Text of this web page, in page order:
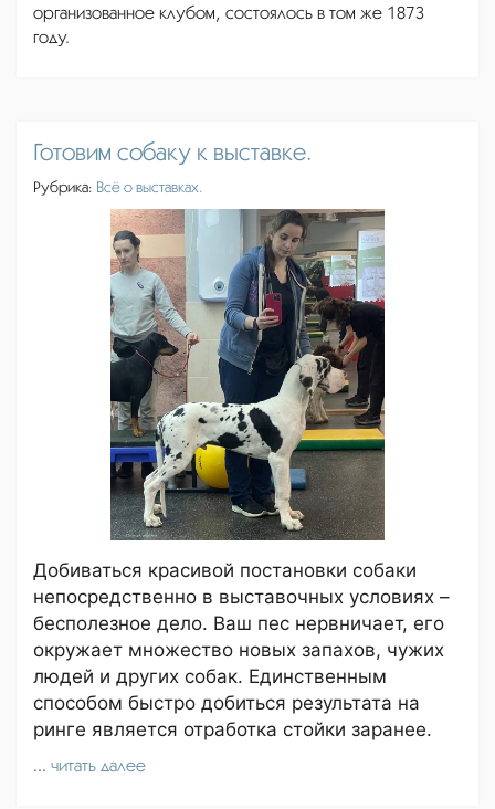
организованное клубом, состоялось в том же 1873
году.
Готовим собаку к выставке.
Рубрика: Всё о выставках.
Добиваться красивой постановки собаки
непосредственно в выставочных условиях –
бесполезное дело. Ваш пес нервничает, его
окружает множество новых запахов, чужих
людей и других собак. Единственным
способом быстро добиться результата на
ринге является отработка стойки заранее.
... читать далее